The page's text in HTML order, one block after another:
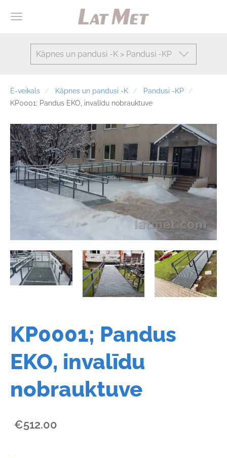
Kāpnes un pandusi -K > Pandusi -KP
E-veikals Kāpnes un pandusi -K
Pandusi -KP
KP0001; Pandus EKO, invalīdu nobrauktuve
KP0001; Pandus
EKO, invalīdu
nobrauktuve
€512.00